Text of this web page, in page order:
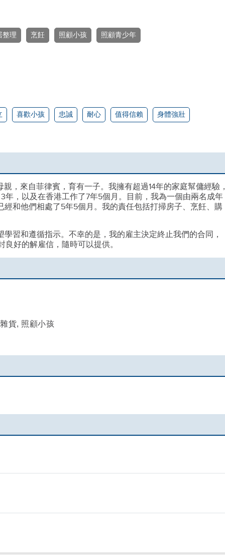
整理 烹飪 照顧小孩 照顧青少年
喜歡小孩 忠誠 耐心 值得信賴 身體強壯
，來自菲律賓，育有一子。我擁有超過14年的家庭幫傭經驗，
年，以及在香港工作了7年5個月。目前，我為一個由兩名成年
和他們相處了5年5個月。我的責任包括打掃房子、烹飪、購
習和遵循指示。不幸的是，我的雇主決定終止我們的合同，
好的解雇信，隨時可以提供。
貨, 照顧小孩